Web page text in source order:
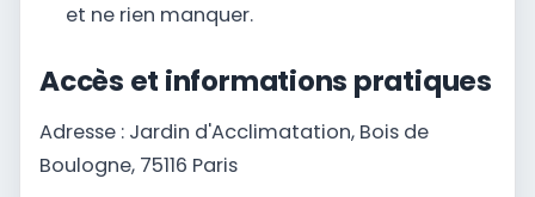
et ne rien manquer.
Accès et informations pratiques
Adresse : Jardin d'Acclimatation, Bois de
Boulogne, 75116 Paris